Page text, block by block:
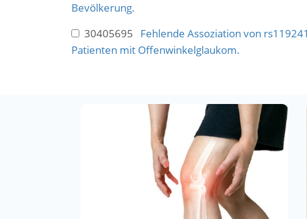
Bevölkerung.
30405695 Fehlende Assoziation von
Patienten mit Offenwinkelglaukom.